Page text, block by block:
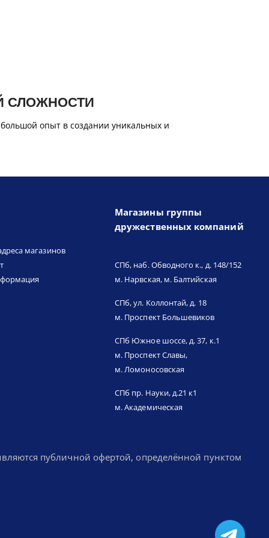
СЛОЖНОСТИ
опыт в создании уникальных и
магазинов
Магазины группы
дружественных компаний
СПб, наб. Обводного к., д. 148/152
м. Нарвская, м. Балтийская
СПб, ул. Коллонтай, д. 18
м. Проспект Большевиков
СПб Южное шоссе, д. 37, к.1
м. Проспект Славы,
м. Ломоносовская
СПб пр. Науки, д.21 к1
м. Академическая
публичной офертой, определённой пунктом